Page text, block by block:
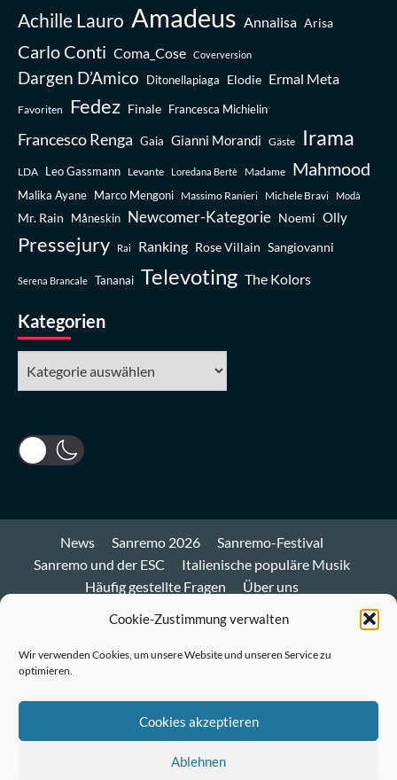
Cookie-Zustimmung verwalten
Wir verwenden Cookies, um unsere Website und unseren Service zu
optimieren.
Cookies akzeptieren
Ablehnen
Achille Lauro Amadeus Annalisa Arisa
Carlo Conti Coma_Cose Coverversion
Dargen D’Amico Ditonellapiaga Elodie Ermal Meta
Favoriten Fedez Finale Francesca Michielin
Francesco Renga Gaia Gianni Morandi Gäste Irama
LDA Leo Gassmann Levante Loredana Bertè Madame Mahmood
Malika Ayane Marco Mengoni Massimo Ranieri Michele Bravi Modà
Mr. Rain Måneskin Newcomer-Kategorie Noemi Olly
Pressejury Rai Ranking Rose Villain Sangiovanni
Serena Brancale Tananai Televoting The Kolors
Kategorien
News Sanremo 2026
Sanremo-Festival
Sanremo und der ESC
Italienische populäre Musik
Häufig gestellte Fragen
Über uns
Mastodon
Twitter
LinkedIn